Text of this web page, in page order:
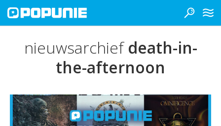
nieuwsarchiefdeath-in-
the-afternoon